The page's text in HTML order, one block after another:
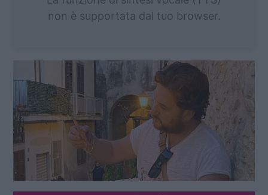
non è supportata dal tuo browser.